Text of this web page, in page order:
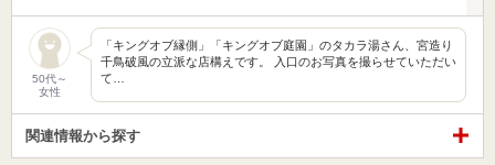
50代～
女性
「キングオブ縁側」「キングオブ庭園」のタカラ湯さん、宮造り
千鳥破風の立派な店構えです。 入口のお写真を撮らせていただい
て…
関連情報から探す